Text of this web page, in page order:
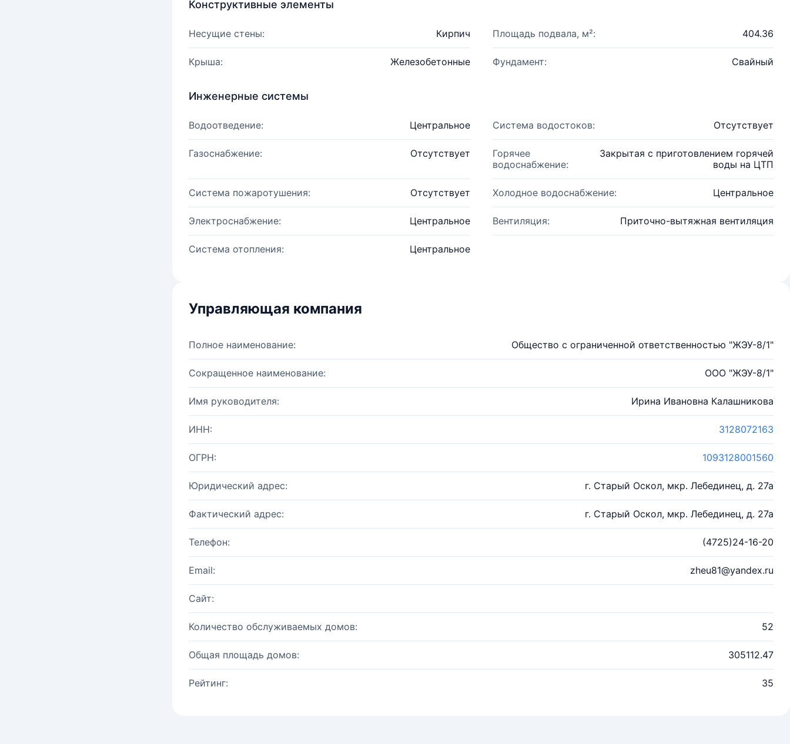
Конструктивные элементы
Несущие стены: Кирпич Площадь подвала, м²: 404.36
Крыша: Железобетонные Фундамент: Свайный
Инженерные системы
Водоотведение: Центральное Система водостоков: Отсутствует
Газоснабжение: Отсутствует
Горячее
водоснабжение:
Закрытая с приготовлением горячей
воды на ЦТП
Система пожаротушения: Отсутствует Холодное водоснабжение: Центральное
Электроснабжение: Центральное Вентиляция: Приточно-вытяжная вентиляция
Система отопления: Центральное
Управляющая компания
Полное наименование: Общество с ограниченной ответственностью "ЖЭУ-8/1"
Сокращенное наименование: ООО "ЖЭУ-8/1"
Имя руководителя: Ирина Ивановна Калашникова
ИНН: 3128072163
ОГРН: 1093128001560
Юридический адрес: г. Старый Оскол, мкр. Лебединец, д. 27а
Фактический адрес: г. Старый Оскол, мкр. Лебединец, д. 27а
Телефон: (4725)24-16-20
Email: zheu81@yandex.ru
Сайт:
Количество обслуживаемых домов: 52
Общая площадь домов: 305112.47
Рейтинг: 35